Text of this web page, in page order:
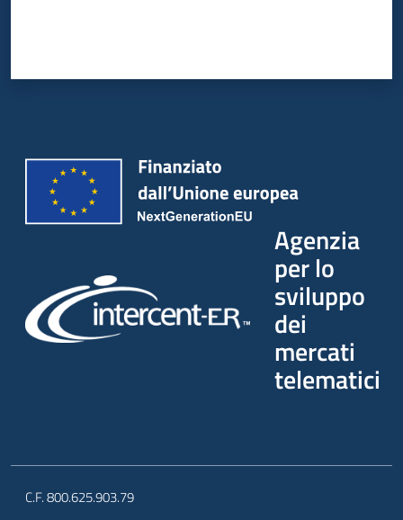
Agenzia
per lo
sviluppo
dei
mercati
telematici
C.F. 800.625.903.79